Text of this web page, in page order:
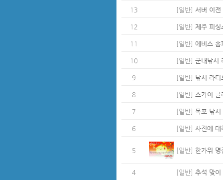
13 [일반] 서버 이전
12 [일반] 제주 피싱
11 [일반] 에비스 홈
10 [일반] 군내낚시
9 [일반] 낚시 라
8 [일반] 스카이 글
7 [일반] 목포 낚시
6 [일반] 사진에 대
5 [일반] 한가위
4 [일반] 추석 맞이